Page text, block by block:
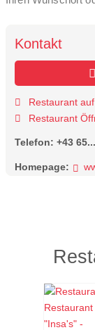
Kontakt
Restaurant
Restaurant
Telefon: +43 65...
Homepage: